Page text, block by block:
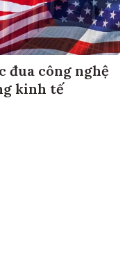
đua công nghệ
kinh tế